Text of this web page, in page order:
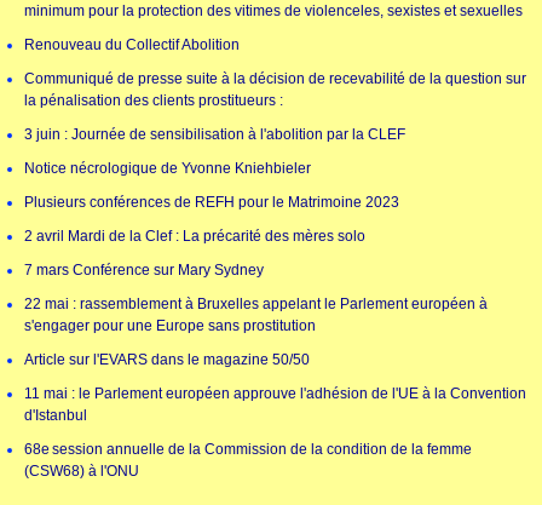
minimum pour la protection des vitimes de violenceles, sexistes et sexuelles
Renouveau du Collectif Abolition
Communiqué de presse suite à la décision de recevabilité de la question sur
la pénalisation des clients prostitueurs :
3 juin : Journée de sensibilisation à l'abolition par la CLEF
Notice nécrologique de Yvonne Kniehbieler
Plusieurs conférences de REFH pour le Matrimoine 2023
2 avril Mardi de la Clef : La précarité des mères solo
7 mars Conférence sur Mary Sydney
22 mai : rassemblement à Bruxelles appelant le Parlement européen à
s'engager pour une Europe sans prostitution
Article sur l'EVARS dans le magazine 50/50
11 mai : le Parlement européen approuve l'adhésion de l'UE à la Convention
d'Istanbul
68e session annuelle de la Commission de la condition de la femme
(CSW68) à l'ONU